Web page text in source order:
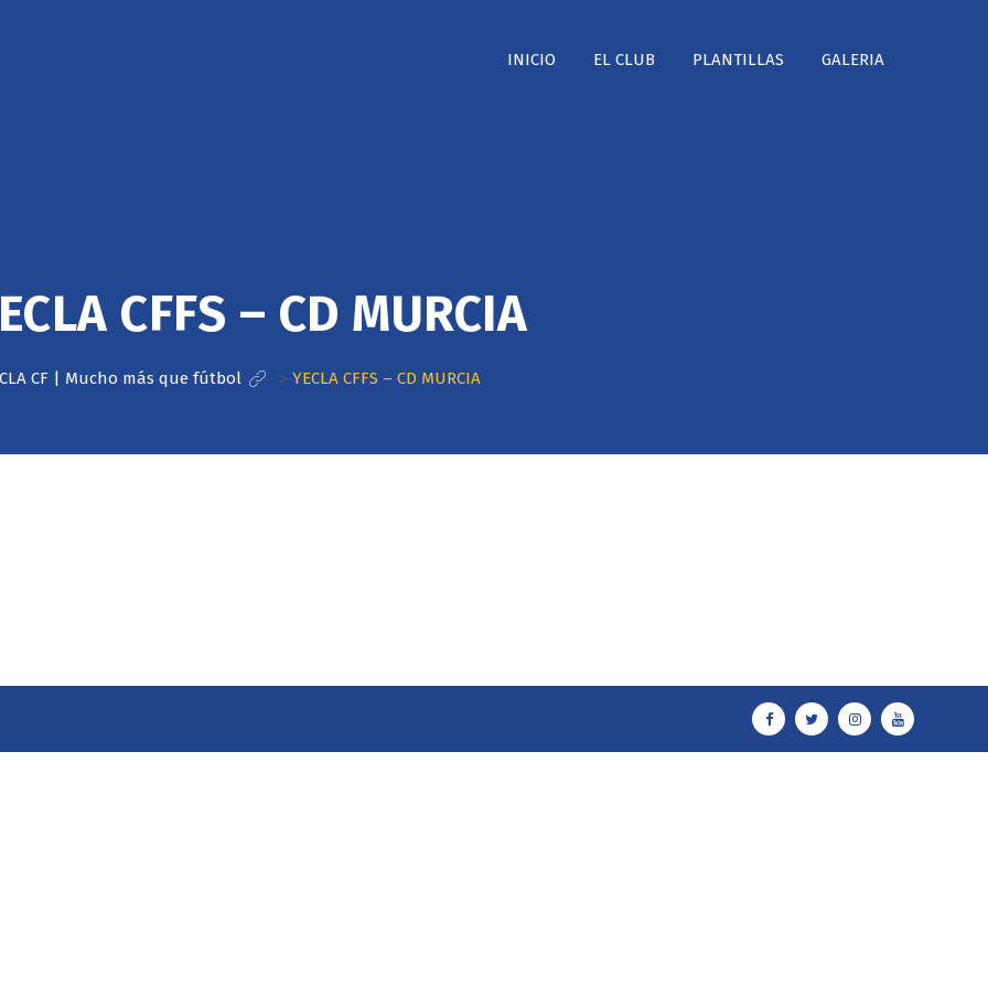
INICIO EL CLUB PLANTILLAS GALERIA
CFFS – CD MURCIA
CF | Mucho más que fútbol > YECLA CFFS – CD MURCIA